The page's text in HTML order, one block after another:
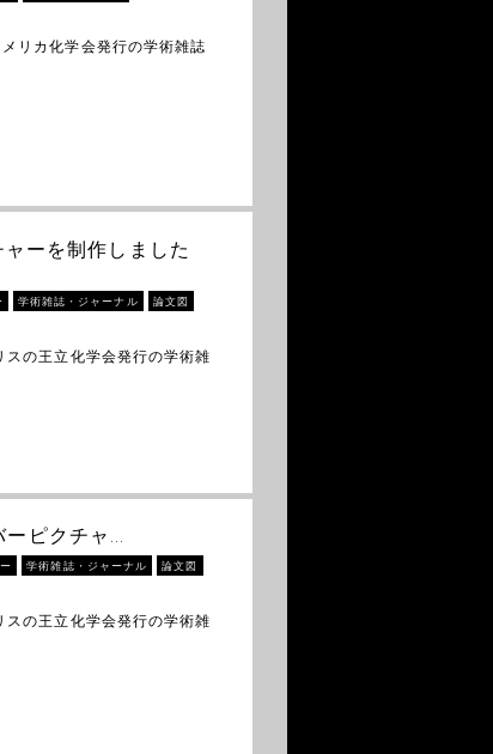
リカ化学会発行の学術雑誌
ーを制作しました
学術雑誌・ジャーナル
論文図
の王立化学会発行の学術雑
ピクチャ…
学術雑誌・ジャーナル
論文図
の王立化学会発行の学術雑